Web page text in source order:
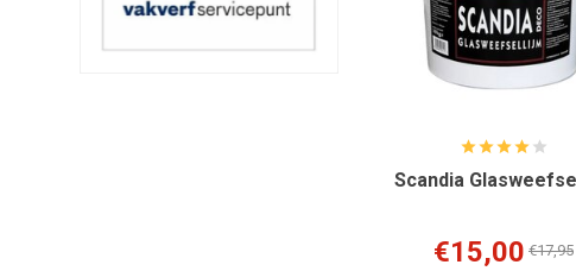
Scandia
€15,00 €17,95